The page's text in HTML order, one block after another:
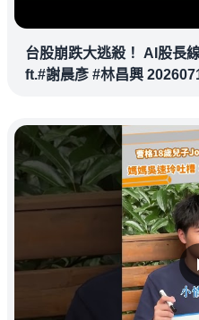
台股崩跌大逃殺！ AI股長
ft.#謝晨彥 #林昌興